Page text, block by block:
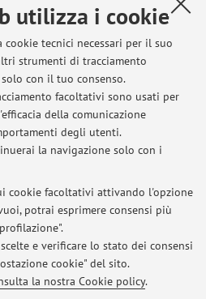
utilizza i cookie
tecnici necessari per il suo
strumenti di tracciamento
con il tuo consenso.
facoltativi sono usati per
della comunicazione
degli utenti.
la navigazione solo con i
cookie facoltativi attivando l'opzione
potrai esprimere consensi più
e verificare lo stato dei consensi
cookie" del sito.
la nostra Cookie policy.
di Viale Filopanti (previa
avvisi
sono presenti avvisi.